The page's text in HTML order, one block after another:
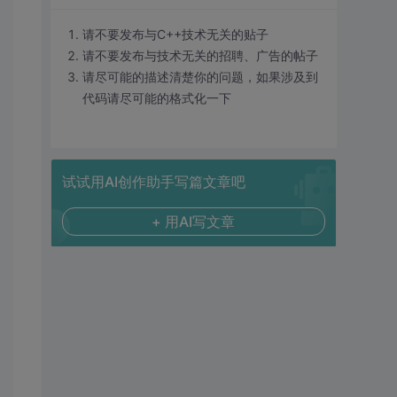
请不要发布与C++技术无关的贴子
请不要发布与技术无关的招聘、广告的帖子
请尽可能的描述清楚你的问题，如果涉及到
代码请尽可能的格式化一下
试试用AI创作助手写篇文章吧
+ 用AI写文章